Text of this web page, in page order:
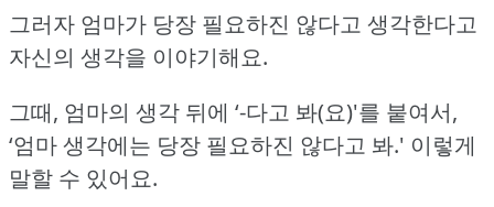
그러자 엄마가 당장 필요하진 않다고 생각한다고
자신의 생각을 이야기해요.
그때, 엄마의 생각 뒤에 ‘-다고 봐(요)'를 붙여서,
‘엄마 생각에는 당장 필요하진 않다고 봐.' 이렇게
말할 수 있어요.